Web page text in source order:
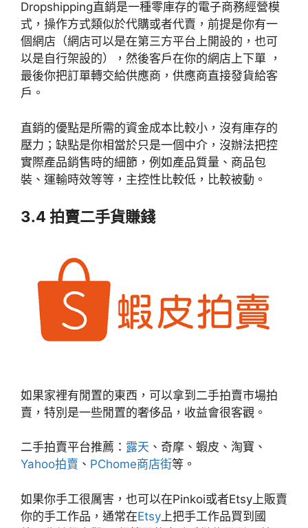
Dropshipping直銷是一種零庫存的電子商務經營模
式，操作方式類似於代購或者代賣，前提是你有一
個網店（網店可以是在第三方平台上開設的，也可
以是自行架設的），然後客戶在你的網店上下單 ，
最後你把訂單轉交給供應商，供應商直接發貨給客
戶。
直銷的優點是所需的資金成本比較小，沒有庫存的
壓力；缺點是你相當於只是一個中介，沒辦法把控
實際產品銷售時的細節，例如產品質量、商品包
裝、運輸時效等等，主控性比較低，比較被動。
3.4 拍賣二手貨賺錢
如果家裡有閒置的東西，可以拿到二手拍賣市場拍
賣，特別是一些閒置的奢侈品，收益會很客觀。
二手拍賣平台推薦： 露天 、奇摩、蝦皮、淘寶、
Yahoo拍賣 、 PChome商店街等。
如果你手工很厲害，也可以在Pinkoi或者Etsy上販賣
你的手工作品，通常在Etsy 上把手工作品買到國